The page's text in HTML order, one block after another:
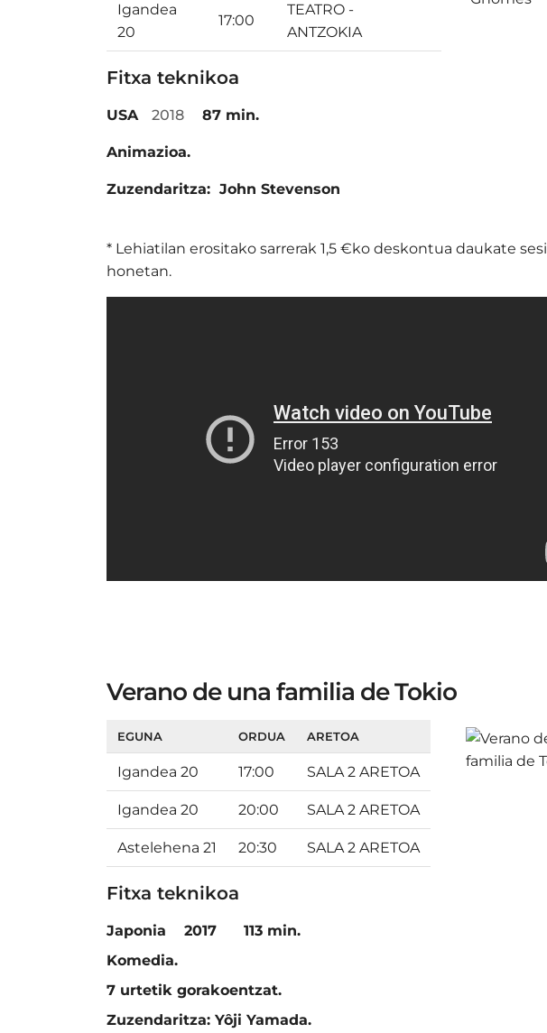
Igandea
20
17:00
TEATRO -
ANTZOKIA
Fitxa teknikoa
USA 2018 87 min.
Animazioa.
Zuzendaritza: John Stevenson
* Lehiatilan erositako sarrerak 1,5 €ko deskontua daukate
honetan.
Verano de una familia de Tokio
EGUNA ORDUA ARETOA
Igandea 20 17:00 SALA 2 ARETOA
Igandea 20 20:00 SALA 2 ARETOA
Astelehena 21 20:30 SALA 2 ARETOA
Fitxa teknikoa
Japonia 2017 113 min.
Komedia.
7 urtetik gorakoentzat.
Zuzendaritza: Yôji Yamada.